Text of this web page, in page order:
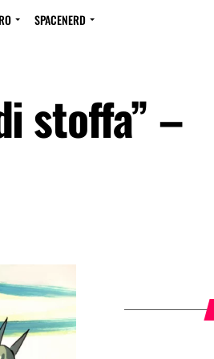
SPACENERD
stoffa” –